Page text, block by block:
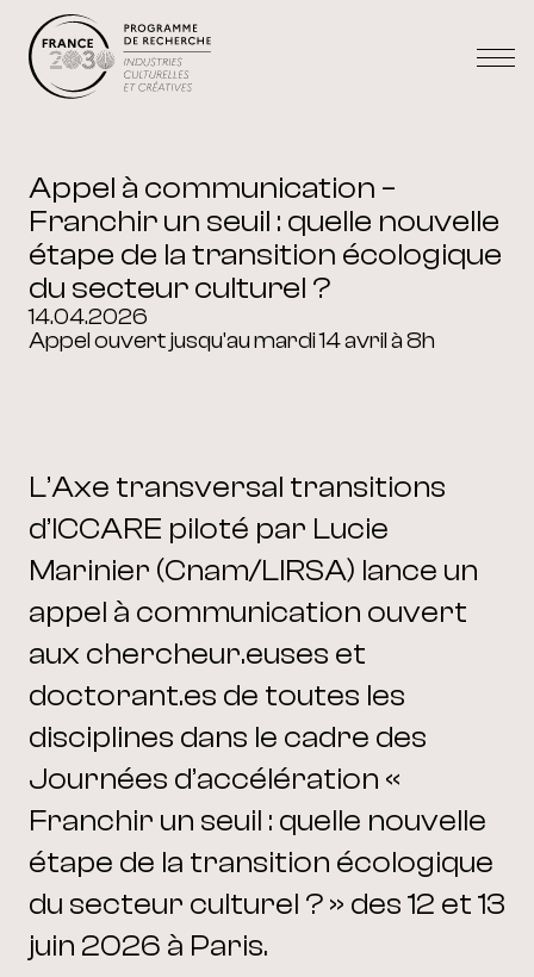
Appel à communication –
Franchir un seuil : quelle nouvelle
étape de la transition écologique
du secteur culturel ?
14.04.2026
Appel ouvert jusqu'au mardi 14 avril à 8h
L’Axe transversal transitions
d’ICCARE piloté par Lucie
Marinier (Cnam/LIRSA) lance un
appel à communication ouvert
aux chercheur.euses et
doctorant.es de toutes les
disciplines dans le cadre des
Journées d’accélération «
Franchir un seuil : quelle nouvelle
étape de la transition écologique
du secteur culturel ? » des 12 et 13
juin 2026 à Paris.